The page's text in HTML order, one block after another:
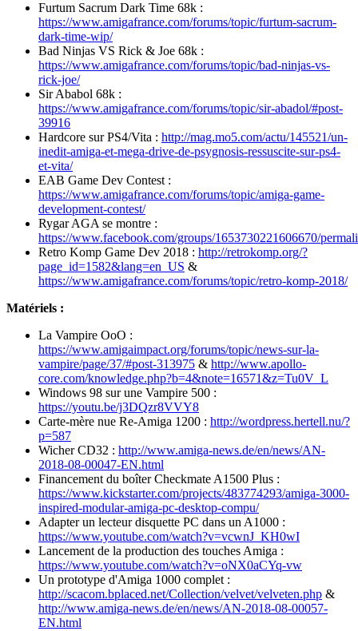
Furtum Sacrum Dark Time 68k :
https://www.amigafrance.com/forums/topic/furtum-sacrum-
dark-time-wip/
Bad Ninjas VS Rick & Joe 68k :
https://www.amigafrance.com/forums/topic/bad-ninjas-vs-
rick-joe/
Sir Ababol 68k :
https://www.amigafrance.com/forums/topic/sir-abadol/#post-
39916
Hardcore sur PS4/Vita : http://mag.mo5.com/actu/145521/un-
inedit-amiga-et-mega-drive-de-psygnosis-ressuscite-sur-ps4-
et-vita/
EAB Game Dev Contest :
https://www.amigafrance.com/forums/topic/amiga-game-
development-contest/
Rygar AGA se montre :
https://www.facebook.com/groups/1653730221606670/
Retro Komp Game Dev 2018 : http://retrokomp.org/?
page_id=1582&lang=en_US &
https://www.amigafrance.com/forums/topic/retro-komp-2018/
Matériels :
La Vampire OoO :
https://www.amigaimpact.org/forums/topic/news-sur-la-
vampire/page/37/#post-313975 & http://www.apollo-
core.com/knowledge.php?b=4&note=16571&z=Tu0V_L
Windows 98 sur une Vampire 500 :
https://youtu.be/j3DQzr8VVY8
Carte-mère nue Re-Amiga 1200 : http://wordpress.hertell.nu/?
p=587
Wicher CD32 : http://www.amiga-news.de/en/news/AN-
2018-08-00047-EN.html
Financement du boîter Checkmate A1500 Plus :
https://www.kickstarter.com/projects/483774293/amiga-3000-
inspired-modular-amiga-pc-desktop-compu/
Adapter un lecteur disquette PC dans un A1000 :
https://www.youtube.com/watch?v=vcwnJ_KH0wI
Lancement de la production des touches Amiga :
https://www.youtube.com/watch?v=oNX0aCYq-vw
Un prototype d'Amiga 1000 complet :
http://scacom.bplaced.net/Collection/velvet/velveten.php &
http://www.amiga-news.de/en/news/AN-2018-08-00057-
EN.html